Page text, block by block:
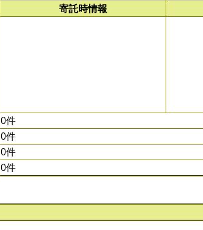
寄託時情報
0件
0件
0件
0件